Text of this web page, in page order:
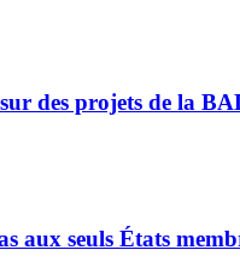
des projets de la
seuls États